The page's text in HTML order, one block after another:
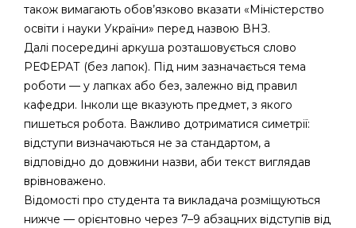
також вимагають обов’язково вказати «Міністерство
освіти і науки України» перед назвою ВНЗ.
Далі посередині аркуша розташовується слово
РЕФЕРАТ (без лапок). Під ним зазначається тема
роботи — у лапках або без, залежно від правил
кафедри. Інколи ще вказують предмет, з якого
пишеться робота. Важливо дотриматися симетрії:
відступи визначаються не за стандартом, а
відповідно до довжини назви, аби текст виглядав
врівноважено.
Відомості про студента та викладача розміщуються
нижче — орієнтовно через 7–9 абзацних відступів від